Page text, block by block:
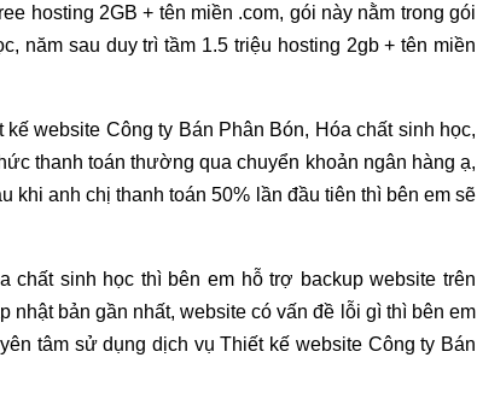
hosting 2GB + tên miền .com, gói này nằm trong gói
năm sau duy trì tầm 1.5 triệu hosting 2gb + tên miền
website Công ty Bán Phân Bón, Hóa chất sinh học,
thanh toán thường qua chuyển khoản ngân hàng ạ,
khi anh chị thanh toán 50% lần đầu tiên thì bên em sẽ
chất sinh học thì bên em hỗ trợ backup website trên
nhật bản gần nhất, website có vấn đề lỗi gì thì bên em
tâm sử dụng dịch vụ Thiết kế website Công ty Bán